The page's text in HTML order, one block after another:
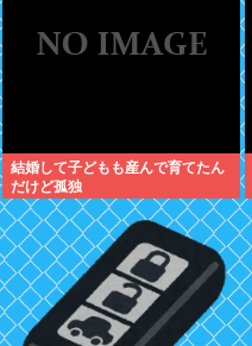
結婚して子どもも産んで育てたん
だけど孤独